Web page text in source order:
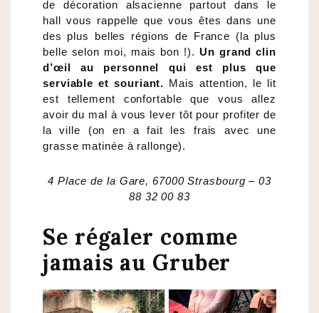
de décoration alsacienne partout dans le
hall vous rappelle que vous êtes dans une
des plus belles régions de France (la plus
belle selon moi, mais bon !). Un grand clin
d’œil au personnel qui est plus que
serviable et souriant. Mais attention, le lit
est tellement confortable que vous allez
avoir du mal à vous lever tôt pour profiter de
la ville (on en a fait les frais avec une
grasse matinée à rallonge).
4 Place de la Gare, 67000 Strasbourg – 03
88 32 00 83
Se régaler comme
jamais au Gruber